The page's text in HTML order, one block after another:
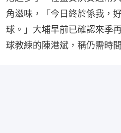
角滋味，「今日終於係我，
球。」大埔早前已確認來季
球教練的陳港斌，稱仍需時